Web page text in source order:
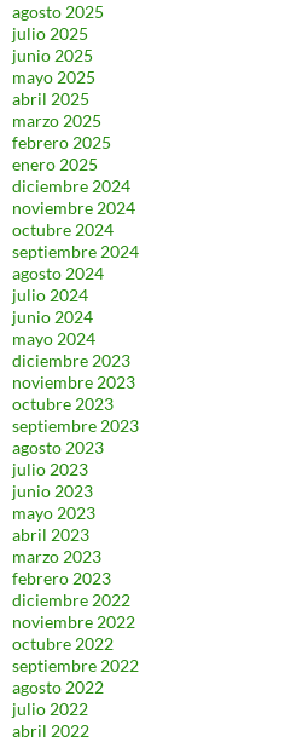
agosto 2025
julio 2025
junio 2025
mayo 2025
abril 2025
marzo 2025
febrero 2025
enero 2025
diciembre 2024
noviembre 2024
octubre 2024
septiembre 2024
agosto 2024
julio 2024
junio 2024
mayo 2024
diciembre 2023
noviembre 2023
octubre 2023
septiembre 2023
agosto 2023
julio 2023
junio 2023
mayo 2023
abril 2023
marzo 2023
febrero 2023
diciembre 2022
noviembre 2022
octubre 2022
septiembre 2022
agosto 2022
julio 2022
abril 2022